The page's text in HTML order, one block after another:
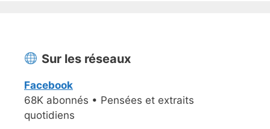
Sur les réseaux
Facebook
68K abonnés • Pensées et extraits
quotidiens